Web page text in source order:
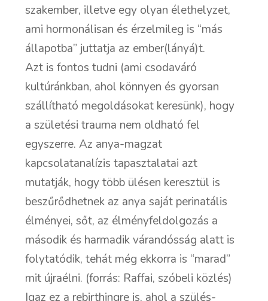
szakember, illetve egy olyan élethelyzet,
ami hormonálisan és érzelmileg is “más
állapotba” juttatja az ember(lányá)t.
Azt is fontos tudni (ami csodaváró
kultúránkban, ahol könnyen és gyorsan
szállítható megoldásokat keresünk), hogy
a születési trauma nem oldható fel
egyszerre. Az anya-magzat
kapcsolatanalízis tapasztalatai azt
mutatják, hogy több ülésen keresztül is
beszűrődhetnek az anya saját perinatális
élményei, sőt, az élményfeldolgozás a
második és harmadik várandósság alatt is
folytatódik, tehát még ekkorra is “marad”
mit újraélni. (forrás: Raffai, szóbeli közlés)
Igaz ez a rebirthingre is, ahol a szülés-